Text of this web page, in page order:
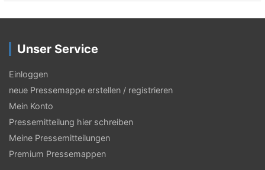
Unser Service
Einloggen
neue Pressemappe erstellen / registrieren
Mein Konto
Pressemitteilung hier schreiben
Meine Pressemitteilungen
Premium Pressemappen